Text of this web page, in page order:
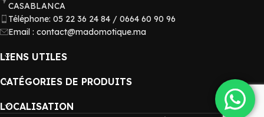
CASABLANCA
Téléphone: 05 22 36 24 84 / 0664 60 90 96
Email : contact@madomotique.ma
LIENS UTILES
CATÉGORIES DE PRODUITS
LOCALISATION